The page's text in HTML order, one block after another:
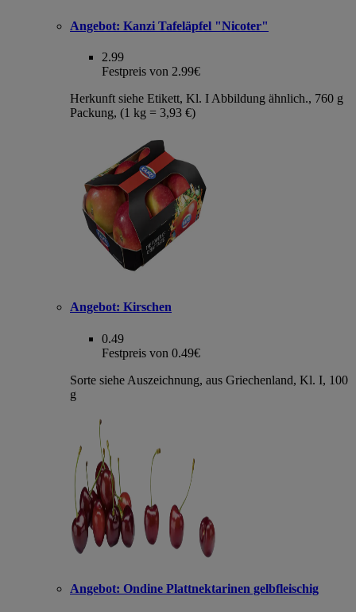
Angebot: Kanzi Tafeläpfel "Nicoter"
2.99
Festpreis von 2.99€
Herkunft siehe Etikett, Kl. I Abbildung ähnlich., 760 g
Packung, (1 kg = 3,93 €)
Angebot: Kirschen
0.49
Festpreis von 0.49€
Sorte siehe Auszeichnung, aus Griechenland, Kl. I, 100
g
Angebot: Ondine Plattnektarinen gelbfleischig